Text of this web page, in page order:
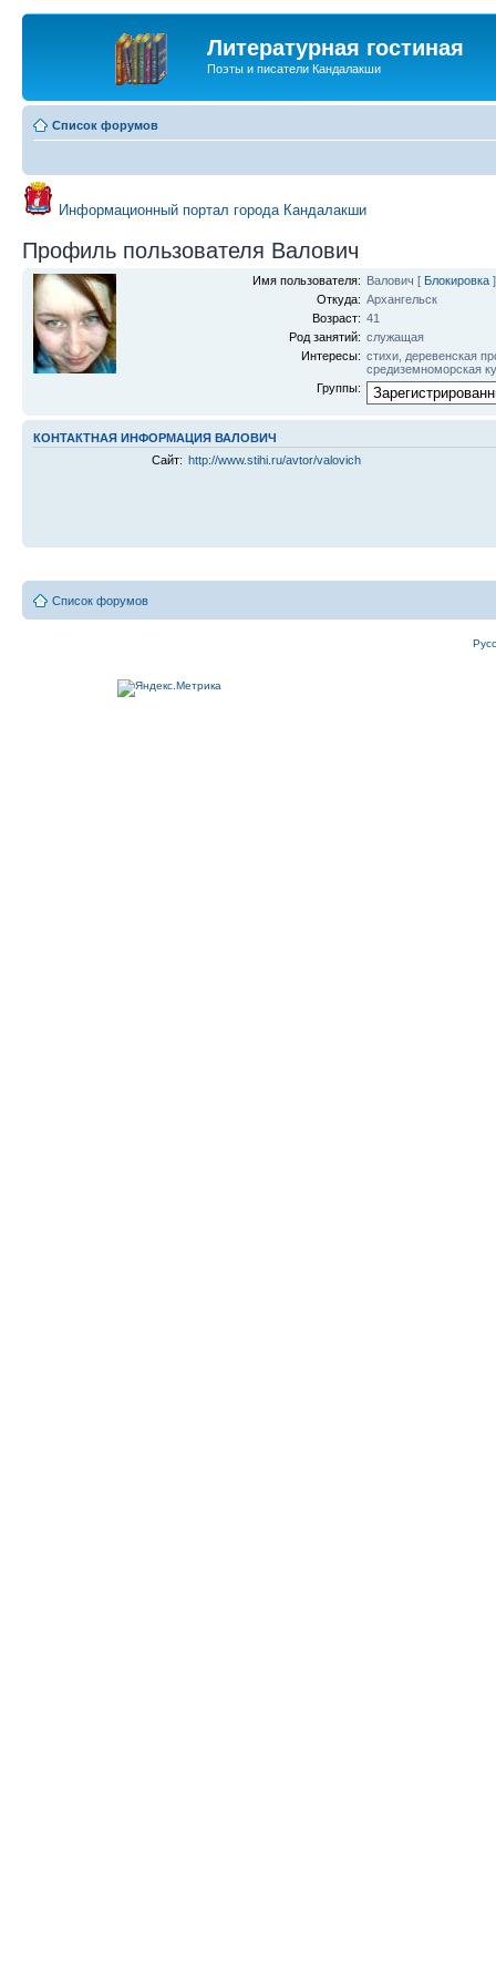
Литературная гостиная
Поэты и писатели Кандалакши
Список форумов
Информационный портал города Кандалакши
Профиль пользователя Валович
Имя пользователя: Валович [ Блокировка]
Откуда: Архангельск
Возраст: 41
Род занятий: служащая
Интересы: стихи, деревенская
средиземноморская
Группы:
КОНТАКТНАЯ ИНФОРМАЦИЯ ВАЛОВИЧ
Сайт: http://www.stihi.ru/avtor/valovich
Список форумов